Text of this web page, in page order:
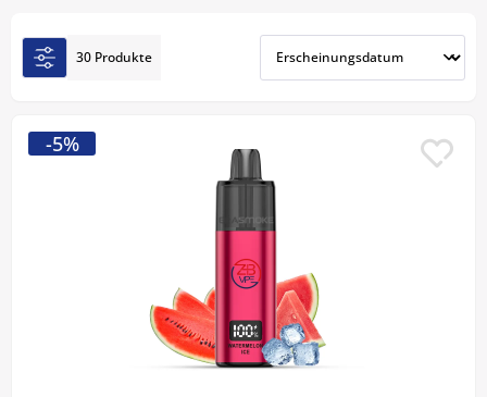
30 Produkte
-5%